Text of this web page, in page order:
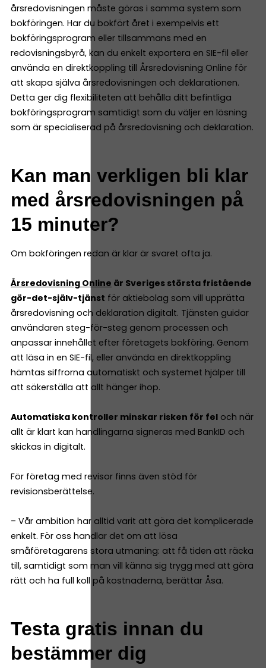
årsredovisningen måste göras i samma system som
bokföringen. Har du bokfört året i exempelvis ett
bokföringsprogram eller tillsammans med en
redovisningsbyrå, kan du enkelt exportera en SIE-fil eller
använda en direktkoppling till Årsredovisning Online för
att skapa själva årsredovisningen och deklarationen.
Detta ger dig flexibiliteten att behålla ditt befintliga
bokföringsprogram samtidigt som du väljer en lösning
som är specialiserad på årsredovisning och deklaration.
Kan man verkligen bli klar
med årsredovisningen på
15 minuter?
Om bokföringen redan är klar är svaret ofta ja.
Årsredovisning Online är Sveriges största fristående
gör-det-själv-tjänst för aktiebolag som vill upprätta
årsredovisning och deklaration digitalt. Tjänsten guidar
användaren steg-för-steg genom processen och
anpassar innehållet efter företagets bokföring. Genom
att läsa in en SIE-fil, eller använda en direktkoppling
hämtas siffrorna automatiskt och systemet hjälper till
att säkerställa att allt hänger ihop.
Automatiska kontroller minskar risken för fel och när
allt är klart kan handlingarna signeras med BankID och
skickas in digitalt.
För företag med revisor finns även stöd för
revisionsberättelse.
– Vår ambition har alltid varit att göra det komplicerade
enkelt. För oss handlar det om att lösa
småföretagarens stora utmaning: att få tiden att räcka
till, samtidigt som man vill känna sig trygg med att göra
rätt och ha full koll på kostnaderna, berättar Åsa.
Testa gratis innan du
bestämmer dig